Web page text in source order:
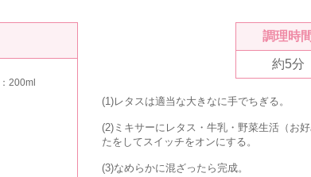
：200ml
調理時間
約5分
(1)レタスは適当な大きなに手でちぎる。
(2)ミキサーにレタス・牛乳・ 野菜生活 （お
たをしてスイッチをオンにする。
(3)なめらかに混ざったら完成。